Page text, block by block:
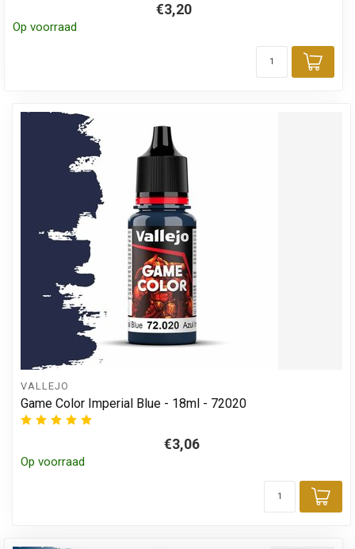
€3,20
Op voorraad
VALLEJO
Game Color Imperial Blue - 18ml - 72020
€3,06
Op voorraad